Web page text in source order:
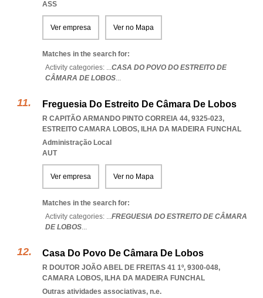
ASS
Ver empresa Ver no Mapa
Matches in the search for:
Activity categories: ...CASA DO POVO DO ESTREITO DE
CÂMARA DE LOBOS...
Freguesia Do Estreito De Câmara De Lobos
R CAPITÃO ARMANDO PINTO CORREIA 44, 9325-023,
ESTREITO CAMARA LOBOS, ILHA DA MADEIRA FUNCHAL
Administração Local
AUT
Ver empresa Ver no Mapa
Matches in the search for:
Activity categories: ...FREGUESIA DO ESTREITO DE CÂMARA
DE LOBOS...
Casa Do Povo De Câmara De Lobos
R DOUTOR JOÃO ABEL DE FREITAS 41 1º, 9300-048,
CAMARA LOBOS, ILHA DA MADEIRA FUNCHAL
Outras atividades associativas, n.e.